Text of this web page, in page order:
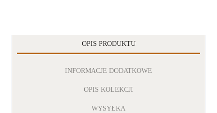
OPIS PRODUKTU
INFORMACJE DODATKOWE
OPIS KOLEKCJI
WYSYŁKA